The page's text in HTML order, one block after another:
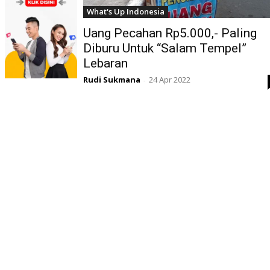
What's Up Indonesia
Uang Pecahan Rp5.000,- Paling
Diburu Untuk “Salam Tempel”
Lebaran
Rudi Sukmana - 24 Apr 2022